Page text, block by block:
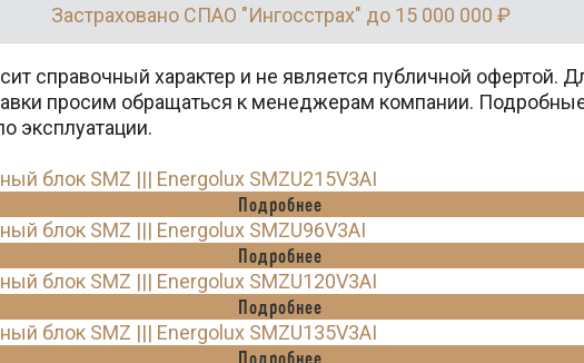
Застраховано СПАО "Ингосстрах" до 15 000 000 ₽
справочный характер и не является публичной офертой.
просим обращаться к менеджерам компании. Подробные
эксплуатации.
блок SMZ ||| Energolux SMZU215V3AI
Подробнее
блок SMZ ||| Energolux SMZU96V3AI
Подробнее
блок SMZ ||| Energolux SMZU120V3AI
Подробнее
блок SMZ ||| Energolux SMZU135V3AI
Подробнее